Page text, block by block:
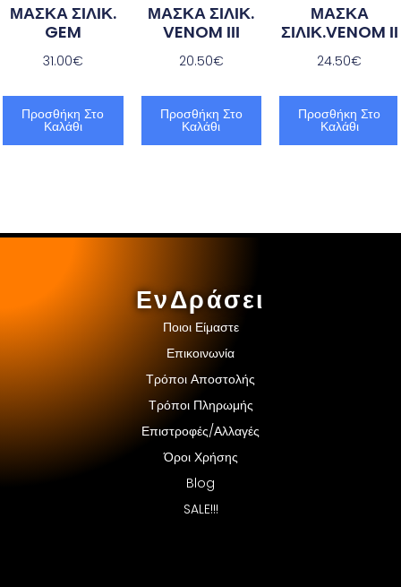
ΜΑΣΚΑ ΣΙΛΙΚ.
GEM
31.00€
Προσθήκη Στο
Καλάθι
ΜΑΣΚΑ ΣΙΛΙΚ.
VENOM ΙΙΙ
20.50€
Προσθήκη Στο
Καλάθι
ΜΑΣΚΑ
ΣΙΛΙΚ.VENOM ΙΙ
24.50€
Προσθήκη Στο
Καλάθι
ΕνΔράσει
Ποιοι Είμαστε
Επικοινωνία
Τρόποι Αποστολής
Τρόποι Πληρωμής
Επιστροφές/Αλλαγές
Όροι Χρήσης
Blog
SALE!!!